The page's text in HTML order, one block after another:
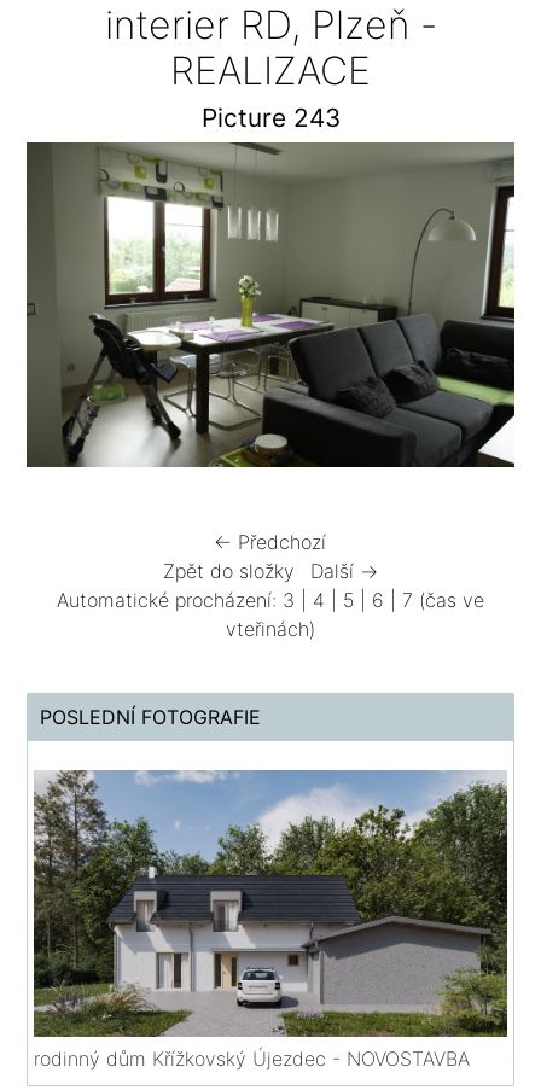
interier RD, Plzeň -
REALIZACE
Picture 243
← Předchozí
Zpět do složky
Další →
Automatické procházení: 3 4 5 6 7 (čas ve
vteřinách)
POSLEDNÍ FOTOGRAFIE
rodinný dům Křížkovský Újezdec - NOVOSTAVBA